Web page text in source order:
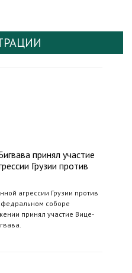
принял участие
Грузии против
агрессии Грузии против
соборе
принял участие Вице-